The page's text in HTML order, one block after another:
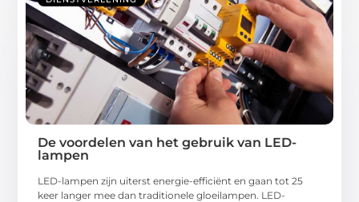
De voordelen van het gebruik van LED-
lampen
LED-lampen zijn uiterst energie-efficiënt en gaan tot 25
keer langer mee dan traditionele gloeilampen. LED-